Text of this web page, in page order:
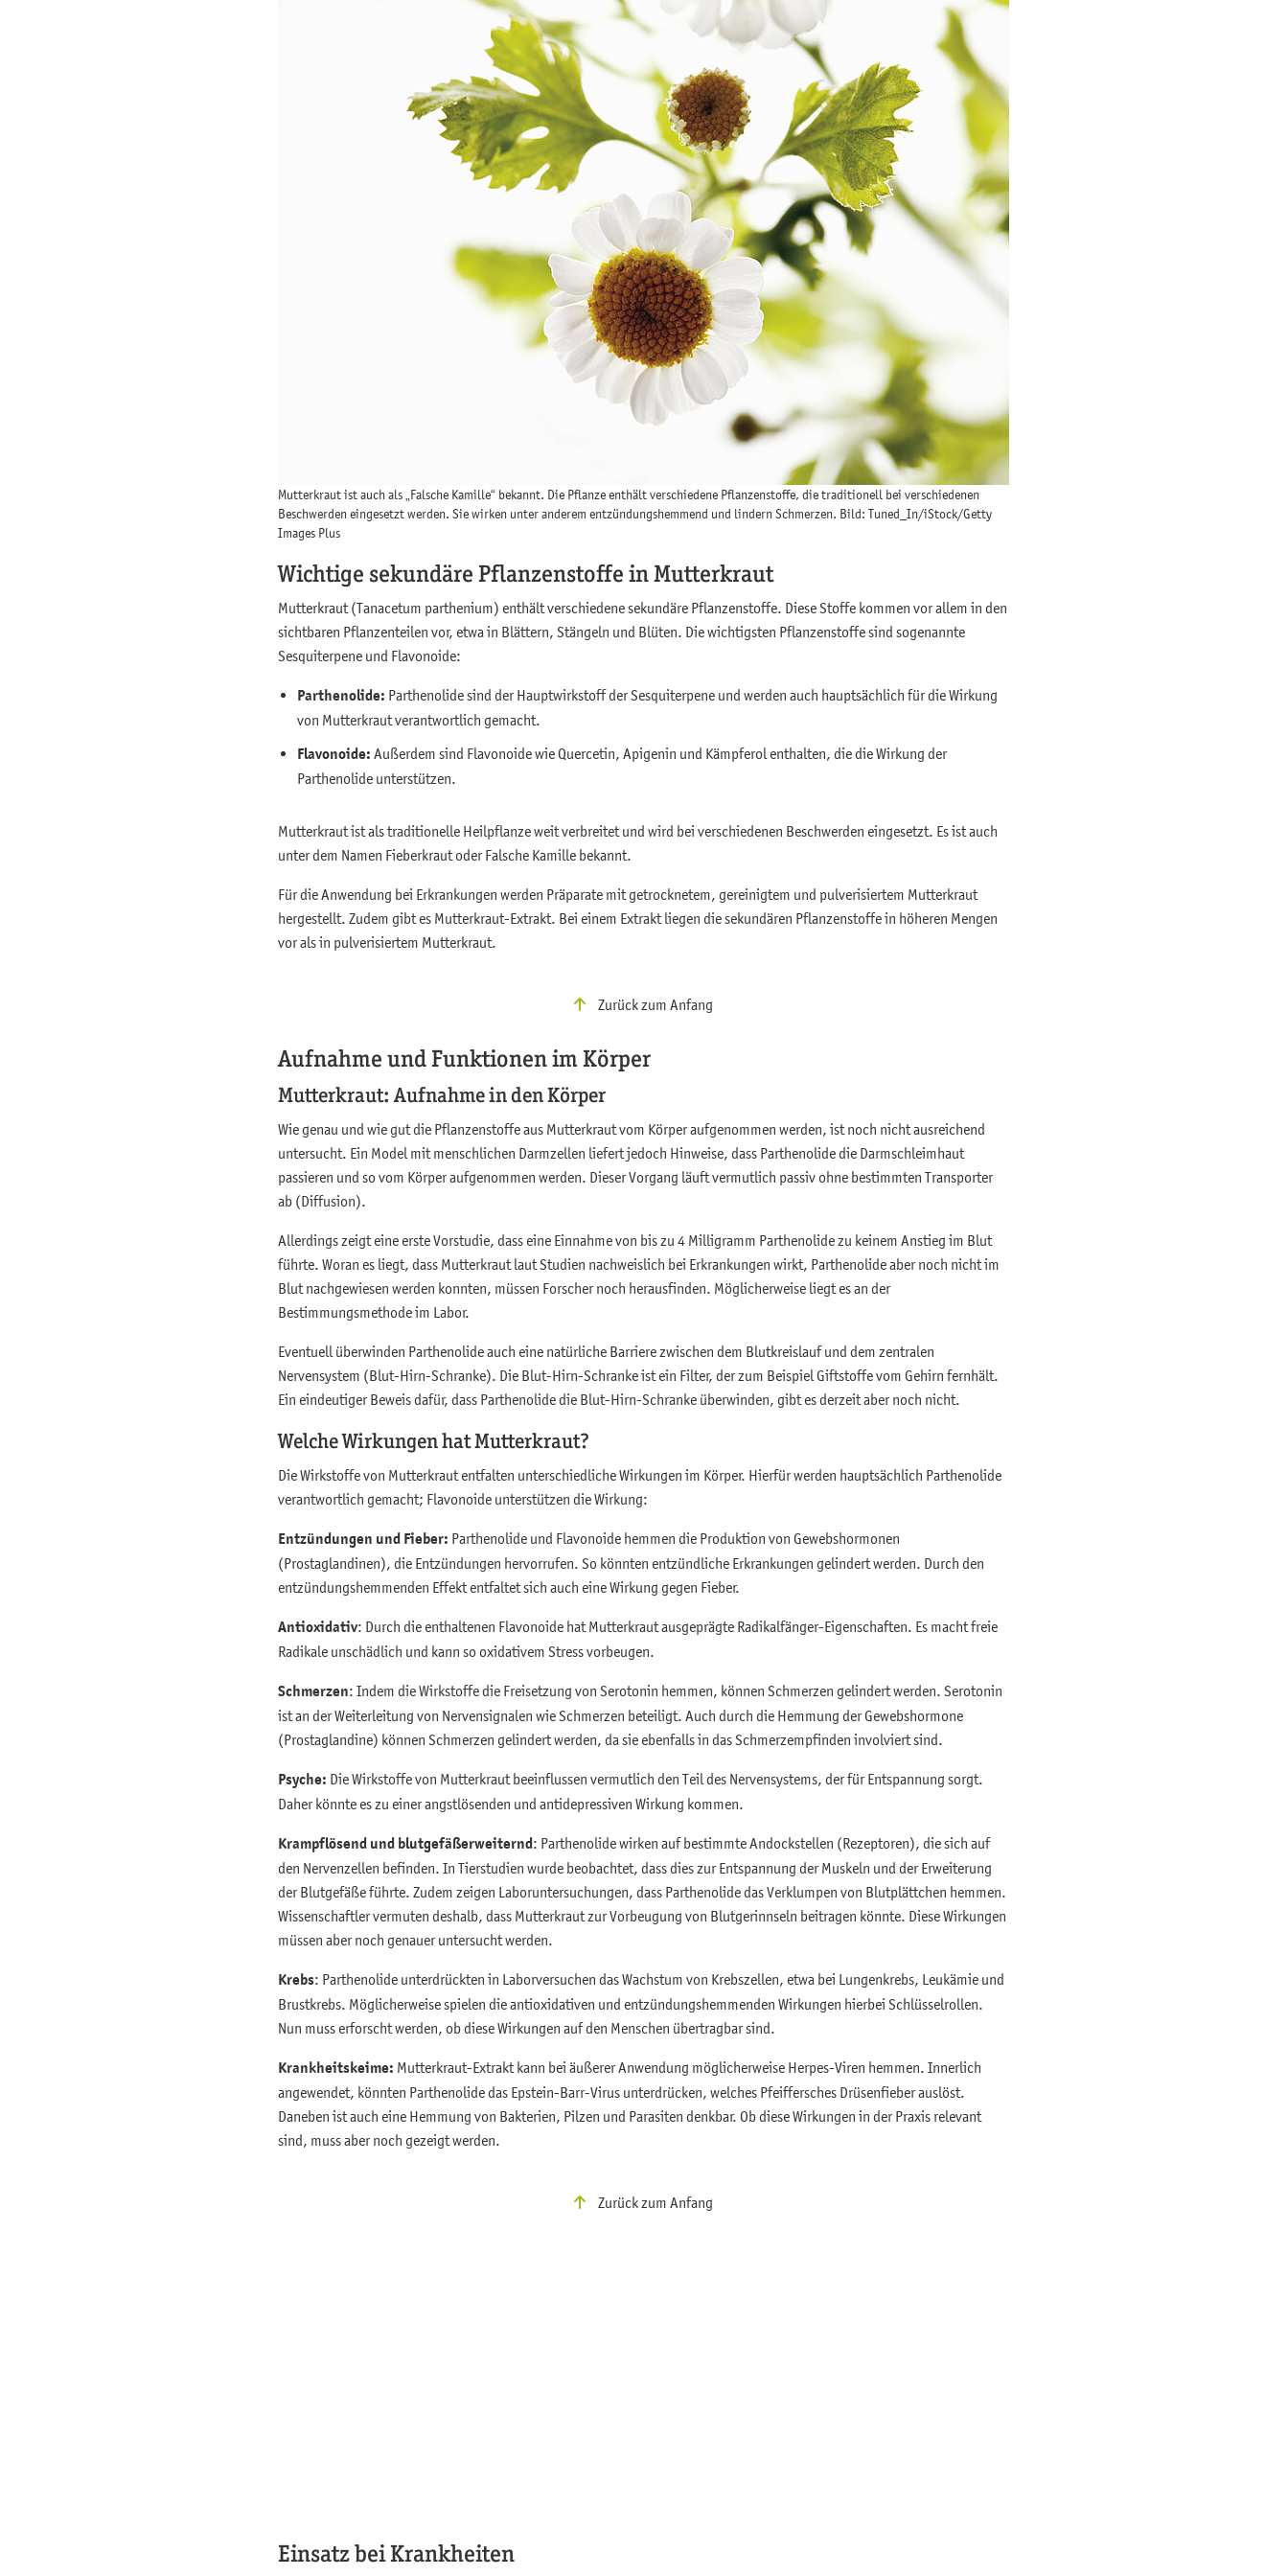
Mutterkraut ist auch als „Falsche Kamille“ bekannt. Die Pflanze enthält verschiedene Pflanzenstoffe, die traditionell bei verschiedenen
Beschwerden eingesetzt werden. Sie wirken unter anderem entzündungshemmend und lindern Schmerzen. Bild: Tuned_In/iStock/Getty
Images Plus
Wichtige sekundäre Pflanzenstoffe in Mutterkraut
Mutterkraut (Tanacetum parthenium) enthält verschiedene sekundäre Pflanzenstoffe. Diese Stoffe kommen vor allem in den
sichtbaren Pflanzenteilen vor, etwa in Blättern, Stängeln und Blüten. Die wichtigsten Pflanzenstoffe sind sogenannte
Sesquiterpene und Flavonoide:
Parthenolide: Parthenolide sind der Hauptwirkstoff der Sesquiterpene und werden auch hauptsächlich für die Wirkung
von Mutterkraut verantwortlich gemacht.
Flavonoide: Außerdem sind Flavonoide wie Quercetin, Apigenin und Kämpferol enthalten, die die Wirkung der
Parthenolide unterstützen.
Mutterkraut ist als traditionelle Heilpflanze weit verbreitet und wird bei verschiedenen Beschwerden eingesetzt. Es ist auch
unter dem Namen Fieberkraut oder Falsche Kamille bekannt.
Für die Anwendung bei Erkrankungen werden Präparate mit getrocknetem, gereinigtem und pulverisiertem Mutterkraut
hergestellt. Zudem gibt es Mutterkraut-Extrakt. Bei einem Extrakt liegen die sekundären Pflanzenstoffe in höheren Mengen
vor als in pulverisiertem Mutterkraut.
Zurück zum Anfang
Aufnahme und Funktionen im Körper
Mutterkraut: Aufnahme in den Körper
Wie genau und wie gut die Pflanzenstoffe aus Mutterkraut vom Körper aufgenommen werden, ist noch nicht ausreichend
untersucht. Ein Model mit menschlichen Darmzellen liefert jedoch Hinweise, dass Parthenolide die Darmschleimhaut
passieren und so vom Körper aufgenommen werden. Dieser Vorgang läuft vermutlich passiv ohne bestimmten Transporter
ab (Diffusion).
Allerdings zeigt eine erste Vorstudie, dass eine Einnahme von bis zu 4 Milligramm Parthenolide zu keinem Anstieg im Blut
führte. Woran es liegt, dass Mutterkraut laut Studien nachweislich bei Erkrankungen wirkt, Parthenolide aber noch nicht im
Blut nachgewiesen werden konnten, müssen Forscher noch herausfinden. Möglicherweise liegt es an der
Bestimmungsmethode im Labor.
Eventuell überwinden Parthenolide auch eine natürliche Barriere zwischen dem Blutkreislauf und dem zentralen
Nervensystem (Blut-Hirn-Schranke). Die Blut-Hirn-Schranke ist ein Filter, der zum Beispiel Giftstoffe vom Gehirn fernhält.
Ein eindeutiger Beweis dafür, dass Parthenolide die Blut-Hirn-Schranke überwinden, gibt es derzeit aber noch nicht.
Welche Wirkungen hat Mutterkraut?
Die Wirkstoffe von Mutterkraut entfalten unterschiedliche Wirkungen im Körper. Hierfür werden hauptsächlich Parthenolide
verantwortlich gemacht; Flavonoide unterstützen die Wirkung:
Entzündungen und Fieber: Parthenolide und Flavonoide hemmen die Produktion von Gewebshormonen
(Prostaglandinen), die Entzündungen hervorrufen. So könnten entzündliche Erkrankungen gelindert werden. Durch den
entzündungshemmenden Effekt entfaltet sich auch eine Wirkung gegen Fieber.
Antioxidativ: Durch die enthaltenen Flavonoide hat Mutterkraut ausgeprägte Radikalfänger-Eigenschaften. Es macht freie
Radikale unschädlich und kann so oxidativem Stress vorbeugen.
Schmerzen: Indem die Wirkstoffe die Freisetzung von Serotonin hemmen, können Schmerzen gelindert werden. Serotonin
ist an der Weiterleitung von Nervensignalen wie Schmerzen beteiligt. Auch durch die Hemmung der Gewebshormone
(Prostaglandine) können Schmerzen gelindert werden, da sie ebenfalls in das Schmerzempfinden involviert sind.
Psyche: Die Wirkstoffe von Mutterkraut beeinflussen vermutlich den Teil des Nervensystems, der für Entspannung sorgt.
Daher könnte es zu einer angstlösenden und antidepressiven Wirkung kommen.
Krampflösend und blutgefäßerweiternd: Parthenolide wirken auf bestimmte Andockstellen (Rezeptoren), die sich auf
den Nervenzellen befinden. In Tierstudien wurde beobachtet, dass dies zur Entspannung der Muskeln und der Erweiterung
der Blutgefäße führte. Zudem zeigen Laboruntersuchungen, dass Parthenolide das Verklumpen von Blutplättchen hemmen.
Wissenschaftler vermuten deshalb, dass Mutterkraut zur Vorbeugung von Blutgerinnseln beitragen könnte. Diese Wirkungen
müssen aber noch genauer untersucht werden.
Krebs: Parthenolide unterdrückten in Laborversuchen das Wachstum von Krebszellen, etwa bei Lungenkrebs, Leukämie und
Brustkrebs. Möglicherweise spielen die antioxidativen und entzündungshemmenden Wirkungen hierbei Schlüsselrollen.
Nun muss erforscht werden, ob diese Wirkungen auf den Menschen übertragbar sind.
Krankheitskeime: Mutterkraut-Extrakt kann bei äußerer Anwendung möglicherweise Herpes-Viren hemmen. Innerlich
angewendet, könnten Parthenolide das Epstein-Barr-Virus unterdrücken, welches Pfeiffersches Drüsenfieber auslöst.
Daneben ist auch eine Hemmung von Bakterien, Pilzen und Parasiten denkbar. Ob diese Wirkungen in der Praxis relevant
sind, muss aber noch gezeigt werden.
Zurück zum Anfang
Einsatz bei Krankheiten